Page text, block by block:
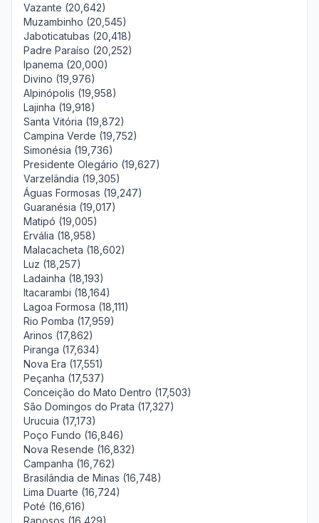
Vazante (20,642)
Muzambinho (20,545)
Jaboticatubas (20,418)
Padre Paraíso (20,252)
Ipanema (20,000)
Divino (19,976)
Alpinópolis (19,958)
Lajinha (19,918)
Santa Vitória (19,872)
Campina Verde (19,752)
Simonésia (19,736)
Presidente Olegário (19,627)
Varzelândia (19,305)
Águas Formosas (19,247)
Guaranésia (19,017)
Matipó (19,005)
Ervália (18,958)
Malacacheta (18,602)
Luz (18,257)
Ladainha (18,193)
Itacarambi (18,164)
Lagoa Formosa (18,111)
Rio Pomba (17,959)
Arinos (17,862)
Piranga (17,634)
Nova Era (17,551)
Peçanha (17,537)
Conceição do Mato Dentro (17,503)
São Domingos do Prata (17,327)
Urucuia (17,173)
Poço Fundo (16,846)
Nova Resende (16,832)
Campanha (16,762)
Brasilândia de Minas (16,748)
Lima Duarte (16,724)
Poté (16,616)
Raposos (16,429)